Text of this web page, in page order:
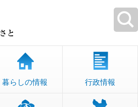
暮らしの情報 行政情報